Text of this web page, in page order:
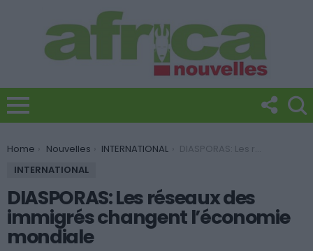
You are here:
Home Nouvelles INTERNATIONAL
DIASPORAS: Les réseaux des immigrés changent l’économie mondiale
INTERNATIONAL
DIASPORAS: Les réseaux des
immigrés changent l’économie
mondiale